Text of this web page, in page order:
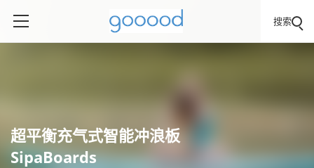
搜索
超平衡充气式智能冲浪板
SipaBoards